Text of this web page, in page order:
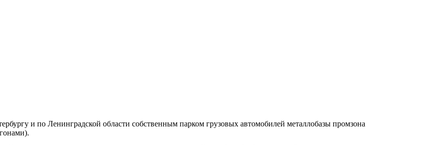
и по Ленинградской области собственным парком грузовых автомобилей металлобазы промзона